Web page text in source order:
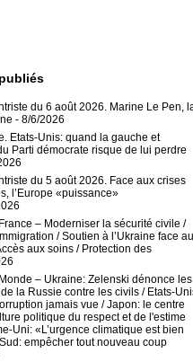
du 6 août 2026. Marine Le Pen,
- 8/6/2026
Etats-Unis: quand la gauche et
Parti démocrate risque de lui perdre
du 5 août 2026. Face aux crises
l’Europe «puissance»
– Moderniser la sécurité civile /
/ Soutien à l’Ukraine face au
aux soins / Protection des
– Ukraine: Zelenski dénonce les
la Russie contre les civils / Etats-
jamais vue / Japon: le centre
politique du respect et de l'estime
Uni: «L’urgence climatique est bien
empêcher tout nouveau coup